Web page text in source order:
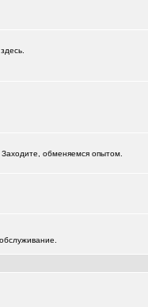
обменяемся опытом.